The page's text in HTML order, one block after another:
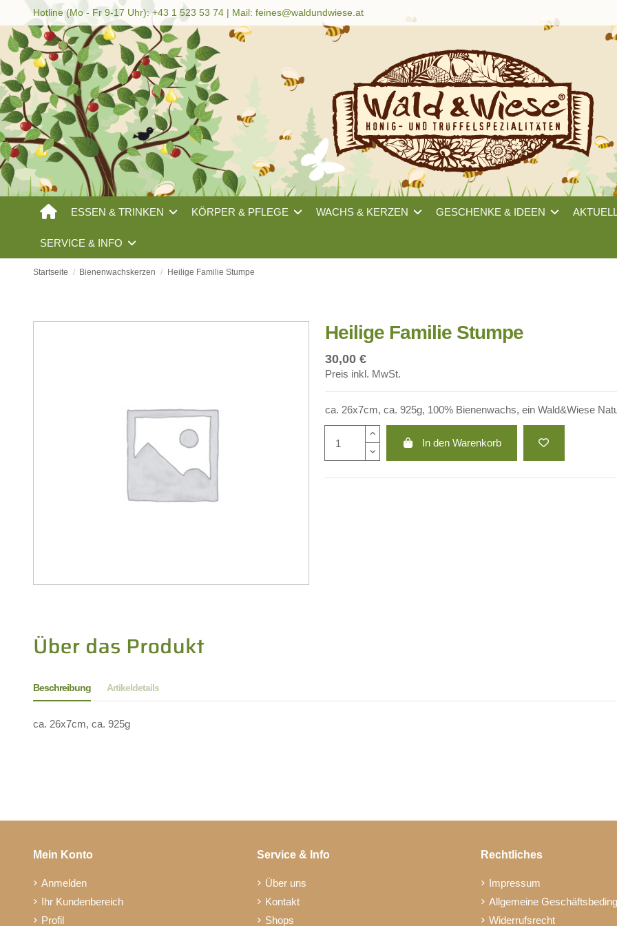
Hotline (Mo - Fr 9-17 Uhr): +43 1 523 53 74 | Mail:feines@waldundwiese.at
ESSEN & TRINKEN KÖRPER & PFLEGE WACHS & KERZEN GESCHENKE & IDEEN
SERVICE & INFO
Startseite Bienenwachskerzen Heilige Familie Stumpe
Heilige Familie Stumpe
30,00 €
Preis inkl. MwSt.
ca. 26x7cm, ca. 925g, 100% Bienenwachs, ein Wald&Wiese
In den Warenkorb
Beschreibung Artikeldetails
ca. 26x7cm, ca. 925g
Mein Konto
Anmelden
Ihr Kundenbereich
Profil
Service & Info
Über uns
Kontakt
Shops
Rechtliches
Impressum
Allgemeine
Widerrufsrecht